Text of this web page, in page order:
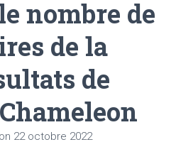
nombre de
de la
de
on 22 octobre 2022